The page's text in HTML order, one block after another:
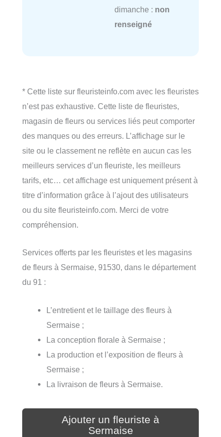
dimanche : non
renseigné
* Cette liste sur fleuristeinfo.com avec les fleuristes
n’est pas exhaustive. Cette liste de fleuristes,
magasin de fleurs ou services liés peut comporter
des manques ou des erreurs. L’affichage sur le
site ou le classement ne reflète en aucun cas les
meilleurs services d’un fleuriste, les meilleurs
tarifs, etc… cet affichage est uniquement présent à
titre d’information grâce à l’ajout des utilisateurs
ou du site fleuristeinfo.com. Merci de votre
compréhension.
Services offerts par les fleuristes et les magasins
de fleurs à Sermaise, 91530, dans le département
du 91 :
L’entretient et le taillage des fleurs à
Sermaise ;
La conception florale à Sermaise ;
La production et l’exposition de fleurs à
Sermaise ;
La livraison de fleurs à Sermaise.
Ajouter un fleuriste à
Sermaise